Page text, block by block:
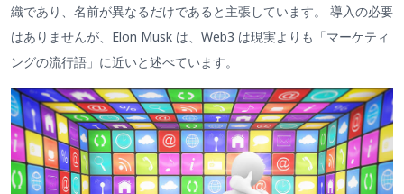
織であり、名前が異なるだけであると主張しています。 導入の必要
はありませんが、Elon Musk は、Web3 は現実よりも「マーケティ
ングの流行語」に近いと述べています。